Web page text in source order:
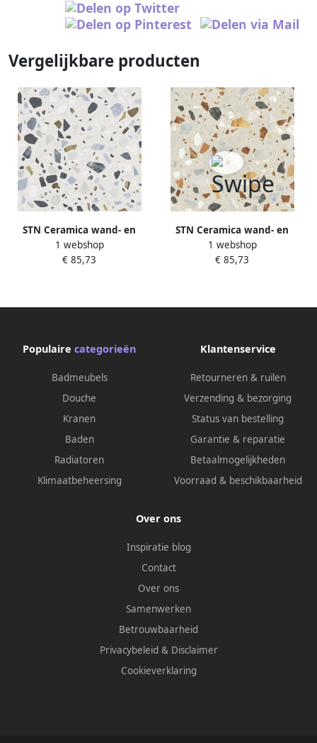
Vergelijkbare producten
STN Ceramica wand- en
vloertegel 59.5x59.5cm
9.5mm gerectificeerd
1 webshop
€ 85,73
STN Ceramica wand- en
vloertegel 59.5x59.5cm
9.5mm gerectificeerd
1 webshop
€ 85,73
Populaire categorieën
Badmeubels
Douche
Kranen
Baden
Radiatoren
Klimaatbeheersing
Klantenservice
Retourneren & ruilen
Verzending & bezorging
Status van bestelling
Garantie & reparatie
Betaalmogelijkheden
Voorraad & beschikbaarheid
Over ons
Inspiratie blog
Contact
Over ons
Samenwerken
Betrouwbaarheid
Privacybeleid & Disclaimer
Cookieverklaring